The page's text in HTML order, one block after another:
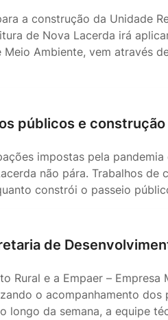
a construção da Unidade
de Nova Lacerda irá
Ambiente, vem através
públicos e
impostas pela
não pára. Trabalhos de
constrói o passeio
de
Rural e a Empaer – Empresa
o acompanhamento
longo da semana, a equipe